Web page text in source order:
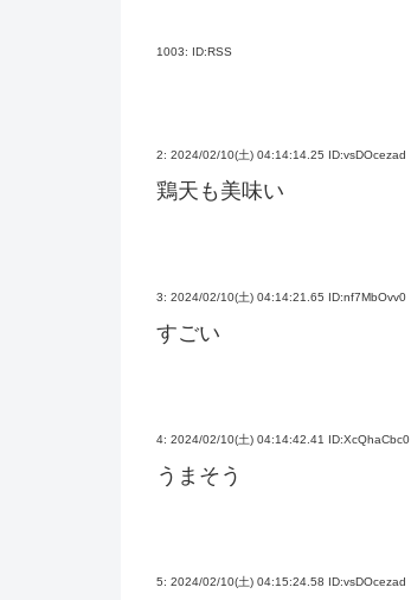
1003: ID:RSS
2: 2024/02/10(土) 04:14:14.25 ID:vsDOcezad
鶏天も美味い
3: 2024/02/10(土) 04:14:21.65 ID:nf7MbOvv0
すごい
4: 2024/02/10(土) 04:14:42.41 ID:XcQhaCbc0
うまそう
5: 2024/02/10(土) 04:15:24.58 ID:vsDOcezad